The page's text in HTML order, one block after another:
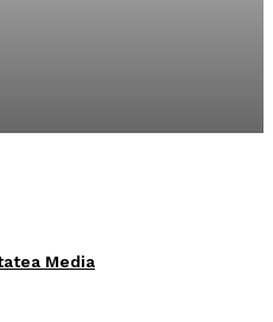
Media